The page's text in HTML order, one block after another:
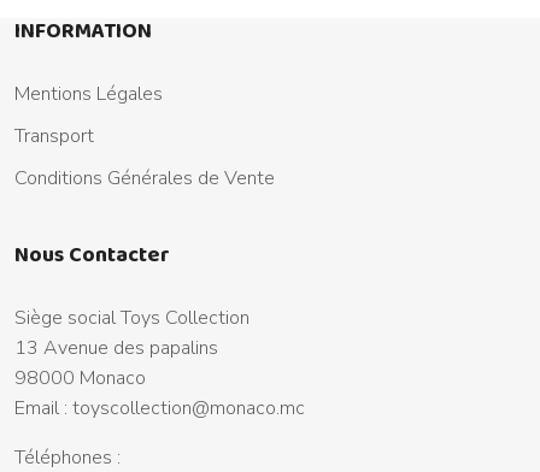
INFORMATION
Mentions Légales
Transport
Conditions Générales de Vente
Nous Contacter
Siège social Toys Collection
13 Avenue des papalins
98000 Monaco
Email : toyscollection@monaco.mc
Téléphones :